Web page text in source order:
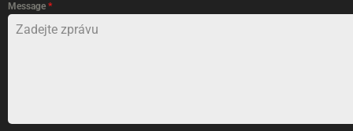
Message *